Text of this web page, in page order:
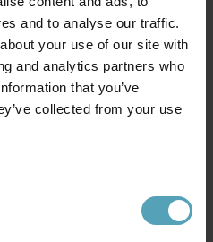
and to analyse our traffic.
your use of our site with
and analytics partners who
that you’ve
collected from your use
EMIBIG LIGHTING
Istar Premium Ø40 taklampa
1 521 kr